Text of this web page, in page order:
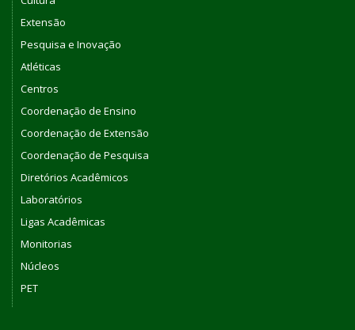
Extensão
Pesquisa e Inovação
Atléticas
Centros
Coordenação de Ensino
Coordenação de Extensão
Coordenação de Pesquisa
Diretórios Acadêmicos
Laboratórios
Ligas Acadêmicas
Monitorias
Núcleos
PET